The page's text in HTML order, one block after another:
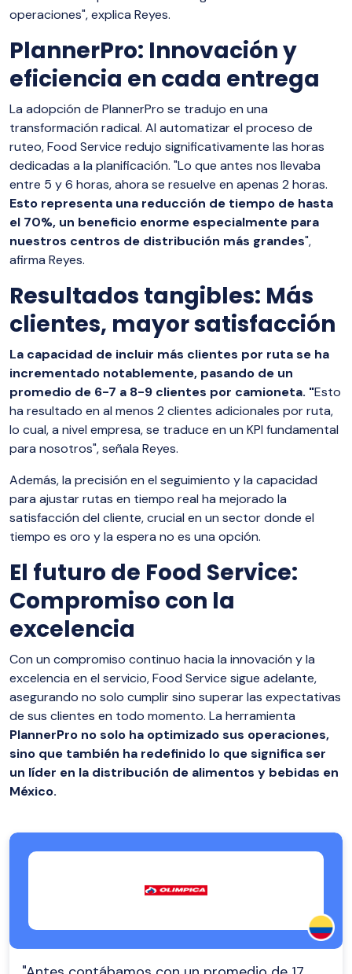
operaciones", explica Reyes.
PlannerPro: Innovación y
eficiencia en cada entrega
La adopción de PlannerPro se tradujo en una
transformación radical. Al automatizar el proceso de
ruteo, Food Service redujo significativamente las horas
dedicadas a la planificación. "Lo que antes nos llevaba
entre 5 y 6 horas, ahora se resuelve en apenas 2 horas.
Esto representa una reducción de tiempo de hasta
el 70%, un beneficio enorme especialmente para
nuestros centros de distribución más grandes",
afirma Reyes.
Resultados tangibles: Más
clientes, mayor satisfacción
La capacidad de incluir más clientes por ruta se ha
incrementado notablemente, pasando de un
promedio de 6-7 a 8-9 clientes por camioneta. "Esto
ha resultado en al menos 2 clientes adicionales por ruta,
lo cual, a nivel empresa, se traduce en un KPI fundamental
para nosotros", señala Reyes.
Además, la precisión en el seguimiento y la capacidad
para ajustar rutas en tiempo real ha mejorado la
satisfacción del cliente, crucial en un sector donde el
tiempo es oro y la espera no es una opción.
El futuro de Food Service:
Compromiso con la
excelencia
Con un compromiso continuo hacia la innovación y la
excelencia en el servicio, Food Service sigue adelante,
asegurando no solo cumplir sino superar las expectativas
de sus clientes en todo momento. La herramienta
PlannerPro no solo ha optimizado sus operaciones,
sino que también ha redefinido lo que significa ser
un líder en la distribución de alimentos y bebidas en
México.